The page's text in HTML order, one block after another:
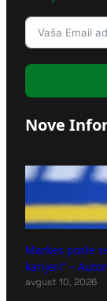
Nove
Markes posle
karijeri“ –
avgust 10, 2026